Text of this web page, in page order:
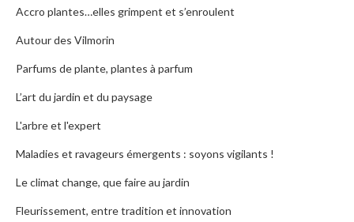
Accro plantes…elles grimpent et s’enroulent
Autour des Vilmorin
Parfums de plante, plantes à parfum
L’art du jardin et du paysage
L'arbre et l'expert
Maladies et ravageurs émergents : soyons vigilants !
Le climat change, que faire au jardin
Fleurissement, entre tradition et innovation